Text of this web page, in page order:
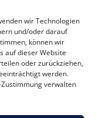
wir Technologien
und/oder darauf
können wir
auf dieser Website
oder zurückziehen,
werden.
verwalten